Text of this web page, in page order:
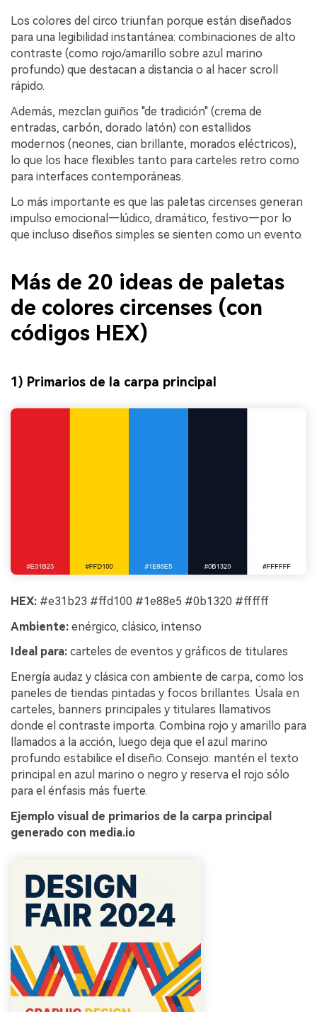
Los colores del circo triunfan porque están diseñados
para una legibilidad instantánea: combinaciones de alto
contraste (como rojo/amarillo sobre azul marino
profundo) que destacan a distancia o al hacer scroll
rápido.
Además, mezclan guiños "de tradición" (crema de
entradas, carbón, dorado latón) con estallidos
modernos (neones, cian brillante, morados eléctricos),
lo que los hace flexibles tanto para carteles retro como
para interfaces contemporáneas.
Lo más importante es que las paletas circenses generan
impulso emocional—lúdico, dramático, festivo—por lo
que incluso diseños simples se sienten como un evento.
Más de 20 ideas de paletas
de colores circenses (con
códigos HEX)
1) Primarios de la carpa principal
HEX: #e31b23 #ffd100 #1e88e5 #0b1320 #ffffff
Ambiente: enérgico, clásico, intenso
Ideal para: carteles de eventos y gráficos de titulares
Energía audaz y clásica con ambiente de carpa, como los
paneles de tiendas pintadas y focos brillantes. Úsala en
carteles, banners principales y titulares llamativos
donde el contraste importa. Combina rojo y amarillo para
llamados a la acción, luego deja que el azul marino
profundo estabilice el diseño. Consejo: mantén el texto
principal en azul marino o negro y reserva el rojo sólo
para el énfasis más fuerte.
Ejemplo visual de primarios de la carpa principal
generado con media.io